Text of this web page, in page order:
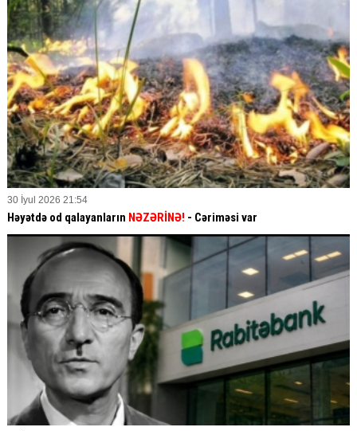
30 İyul 2026 21:54
Həyətdə od qalayanların NƏZƏRİNƏ! - Cəriməsi var